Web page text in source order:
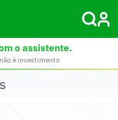
o assistente.
é investimento